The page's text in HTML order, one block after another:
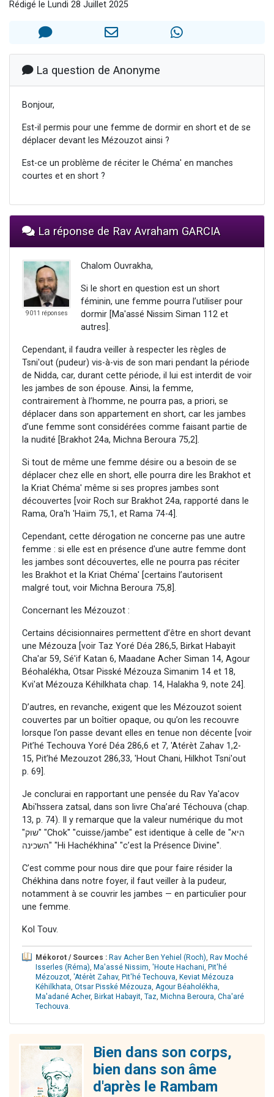
2 nouvelles musiques dans Torah-Box Music
4 personnes viennent de nous rejoindre sur WhatsApp
Rédigé le Lundi 28 Juillet 2025
La question de Anonyme
Bonjour,
Est-il permis pour une femme de dormir en short et de se
déplacer devant les Mézouzot ainsi ?
Est-ce un problème de réciter le Chéma' en manches
courtes et en short ?
La réponse de Rav Avraham GARCIA
9011 réponses
Chalom Ouvrakha,
Si le short en question est un short
féminin, une femme pourra l’utiliser pour
dormir [Ma'assé Nissim Siman 112 et
autres].
Cependant, il faudra veiller à respecter les règles de
Tsni'out (pudeur) vis-à-vis de son mari pendant la période
de Nidda, car, durant cette période, il lui est interdit de voir
les jambes de son épouse. Ainsi, la femme,
contrairement à l’homme, ne pourra pas, a priori, se
déplacer dans son appartement en short, car les jambes
d’une femme sont considérées comme faisant partie de
la nudité [Brakhot 24a, Michna Beroura 75,2].
Si tout de même une femme désire ou a besoin de se
déplacer chez elle en short, elle pourra dire les Brakhot et
la Kriat Chéma' même si ses propres jambes sont
découvertes [voir Roch sur Brakhot 24a, rapporté dans le
Rama, Ora'h 'Haïm 75,1, et Rama 74-4].
Cependant, cette dérogation ne concerne pas une autre
femme : si elle est en présence d'une autre femme dont
les jambes sont découvertes, elle ne pourra pas réciter
les Brakhot et la Kriat Chéma' [certains l’autorisent
malgré tout, voir Michna Beroura 75,8].
Concernant les Mézouzot :
Certains décisionnaires permettent d’être en short devant
une Mézouza [voir Taz Yoré Déa 286,5, Birkat Habayit
Cha'ar 59, Sé'if Katan 6, Maadane Acher Siman 14, Agour
Béohalékha, Otsar Pisské Mézouza Simanim 14 et 18,
Kvi'at Mézouza Kéhilkhata chap. 14, Halakha 9, note 24].
D’autres, en revanche, exigent que les Mézouzot soient
couvertes par un boîtier opaque, ou qu’on les recouvre
lorsque l’on passe devant elles en tenue non décente [voir
Pit’hé Techouva Yoré Déa 286,6 et 7, 'Atérèt Zahav 1,2-
15, Pit’hé Mezouzot 286,33, 'Hout Chani, Hilkhot Tsni'out
p. 69].
Je conclurai en rapportant une pensée du Rav Ya'acov
Abi'hssera zatsal, dans son livre Cha’aré Téchouva (chap.
13, p. 74). Il y remarque que la valeur numérique du mot
"שוק" "Chok" "cuisse/jambe" est identique à celle de "היא
השכינה" "Hi Hachékhina" "c’est la Présence Divine".
C’est comme pour nous dire que pour faire résider la
Chékhina dans notre foyer, il faut veiller à la pudeur,
notamment à se couvrir les jambes — en particulier pour
une femme.
Kol Touv.
Mékorot / Sources : Rav Acher Ben Yehiel (Roch), Rav Moché
Isserles (Réma), Ma'assé Nissim, 'Houte Hachani, Pit'hé
Mézouzot, 'Atérèt Zahav, Pit'hé Techouva, Keviat Mézouza
Kéhilkhata, Otsar Pisské Mézouza, Agour Béaholékha,
Ma'adané Acher, Birkat Habayit, Taz, Michna Beroura, Cha'aré
Techouva.
Bien dans son corps,
bien dans son âme
d'après le Rambam